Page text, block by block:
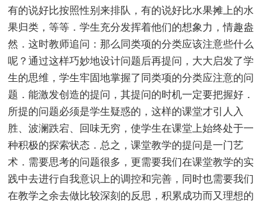
有的说好比按照性别来排队，有的说好比水果摊上的水
果归类，等等．学生充分发挥着他们的想象力，情趣盎
然．这时教师追问：那么同类项的分类应该注意些什么
呢？通过这样巧妙地设计问题后再提问，大大启发了学
生的思维，学生牢固地掌握了同类项的分类应注意的问
题．能激发创造的提问，其提问的时机一定要把握好．
所提的问题必须是学生疑惑的，这样的课堂才引人入
胜、波澜跌宕、回味无穷，使学生在课堂上始终处于一
种积极的探索状态．总之，课堂教学的提问是一门艺
术．需要思考的问题很多，更需要我们在课堂教学的实
践中去进行自我意识上的调控和完善，同时也需要我们
在教学之余去做比较深刻的反思，积累成功而又理想的